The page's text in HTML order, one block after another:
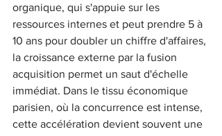
organique, qui s'appuie sur les
ressources internes et peut prendre 5 à
10 ans pour doubler un chiffre d'affaires,
la croissance externe par la fusion
acquisition permet un saut d'échelle
immédiat. Dans le tissu économique
parisien, où la concurrence est intense,
cette accélération devient souvent une